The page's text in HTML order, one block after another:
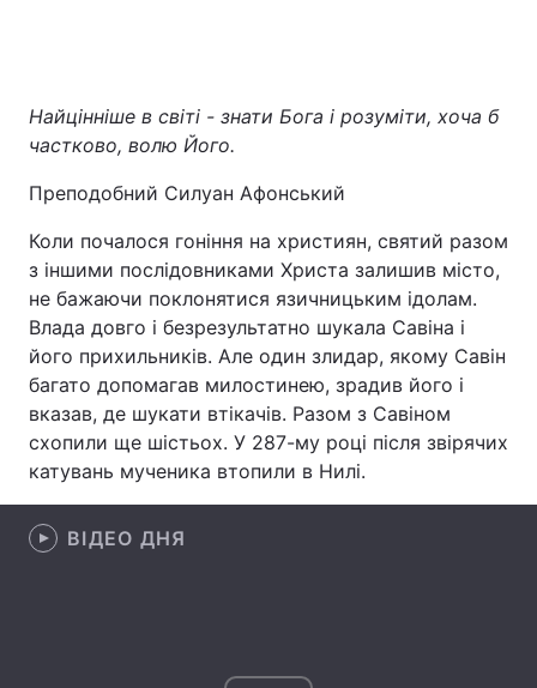
Головна Війна
Україна Політика
Економіка Світ
Спорт Наука
Техно і зв'язок Лайт
Регіони
Найцінніше в світі - знати Бога і розуміти, хоча б
частково, волю Його.
Преподобний Силуан Афонський
Коли почалося гоніння на християн, святий разом
з іншими послідовниками Христа залишив місто,
не бажаючи поклонятися язичницьким ідолам.
Влада довго і безрезультатно шукала Савіна і
його прихильників. Але один злидар, якому Савін
багато допомагав милостинею, зрадив його і
вказав, де шукати втікачів. Разом з Савіном
схопили ще шістьох. У 287-му році після звірячих
катувань мученика втопили в Нилі.
ВІДЕО ДНЯ